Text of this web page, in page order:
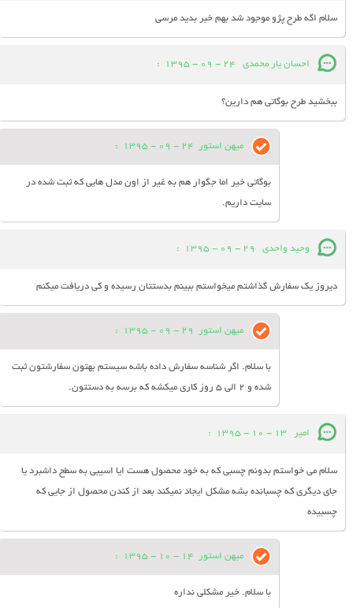
سلام اگه طرح پژو موجود شد بهم خبر بدید مرسی
احسان یار محمدی 24 - 09 - 1395
:
ببخشید طرح بوگاتی هم دارین؟
میهن استور 24 - 09 - 1395
:
بوگاتی خیر اما جگوار هم به غیر از اون مدل هایی که ثبت شده در
سایت داریم.
وحيد واحدى 29 - 09 - 1395
:
ديروز يك سفارش گذاشتم ميخواستم ببينم بدستتان رسيده و كى دريافت ميكنم
میهن استور 29 - 09 - 1395
:
با سلام. اگر شناسه سفارش داده باشه سیستم بهتون سفارشتون ثبت
شده و 2 الی 5 روز کاری میکشه که برسه به دستتون.
امیر 13 - 10 - 1395
:
سلام می خواستم بدونم چسبی که به خود محصول هست ایا اسیبی به سطح داشبرد یا
جای دیگری که چسبانده بشه مشکل ایجاد نمیکند بعد از کندن محصول از جایی که
چسبیده
میهن استور 14 - 10 - 1395
:
با سلام. خیر مشکلی نداره